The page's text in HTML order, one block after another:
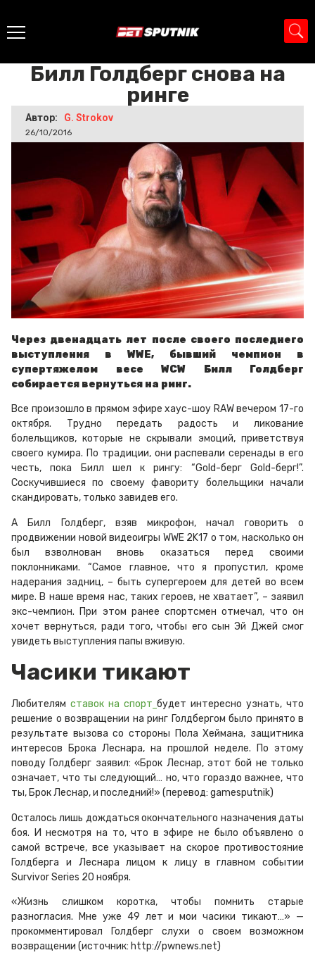
Билл Голдберг снова на
ринге
Автор: G. Strokov
26/10/2016
Через двенадцать лет после своего последнего
выступления в WWE, бывший чемпион в
супертяжелом весе WCW Билл Голдберг
собирается вернуться на ринг.
Все произошло в прямом эфире хаус-шоу RAW вечером 17-го
октября. Трудно передать радость и ликование
болельщиков, которые не скрывали эмоций, приветствуя
своего кумира. По традиции, они распевали серенады в его
честь, пока Билл шел к рингу: “Gold-берг Gold-берг!”.
Соскучившиеся по своему фавориту болельщики начали
скандировать, только завидев его.
А Билл Голдберг, взяв микрофон, начал говорить о
продвижении новой видеоигры WWE 2K17 о том, насколько он
был взволнован вновь оказаться перед своими
поклонниками. “Самое главное, что я пропустил, кроме
надерания задниц, – быть супергероем для детей во всем
мире. В наше время нас, таких героев, не хватает”, – заявил
экс-чемпион. При этом ранее спортсмен отмечал, что он
хочет вернуться, ради того, чтобы его сын Эй Джей смог
увидеть выступления папы вживую.
Часики тикают
Любителям ставок на спорт будет интересно узнать, что
решение о возвращении на ринг Голдбергом было принято в
результате вызова со стороны Пола Хеймана, защитника
интересов Брока Леснара, на прошлой неделе. По этому
поводу Голдберг заявил: «Брок Леснар, этот бой не только
означает, что ты следующий… но, что гораздо важнее, что
ты, Брок Леснар, и последний!» (перевод: gamesputnik)
Oсталось лишь дождаться окончательного назначения даты
боя. И несмотря на то, что в эфире не было объявлено о
самой встрече, все указывает на скорое противостояние
Голдберга и Леснара лицом к лицу в главном событии
Survivor Series 20 ноября.
«Жизнь слишком коротка, чтобы помнить старые
разногласия. Мне уже 49 лет и мои часики тикают…» —
прокомментировал Голдберг слухи о своем возможном
возвращении (источник: http://pwnews.net)